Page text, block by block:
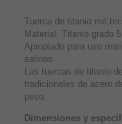
Tuerca de titanio
Material: Titanio grado
Apropiado para uso
salinos.
Las tuercas de titanio
tradicionales de acero
peso.
Dimensiones y